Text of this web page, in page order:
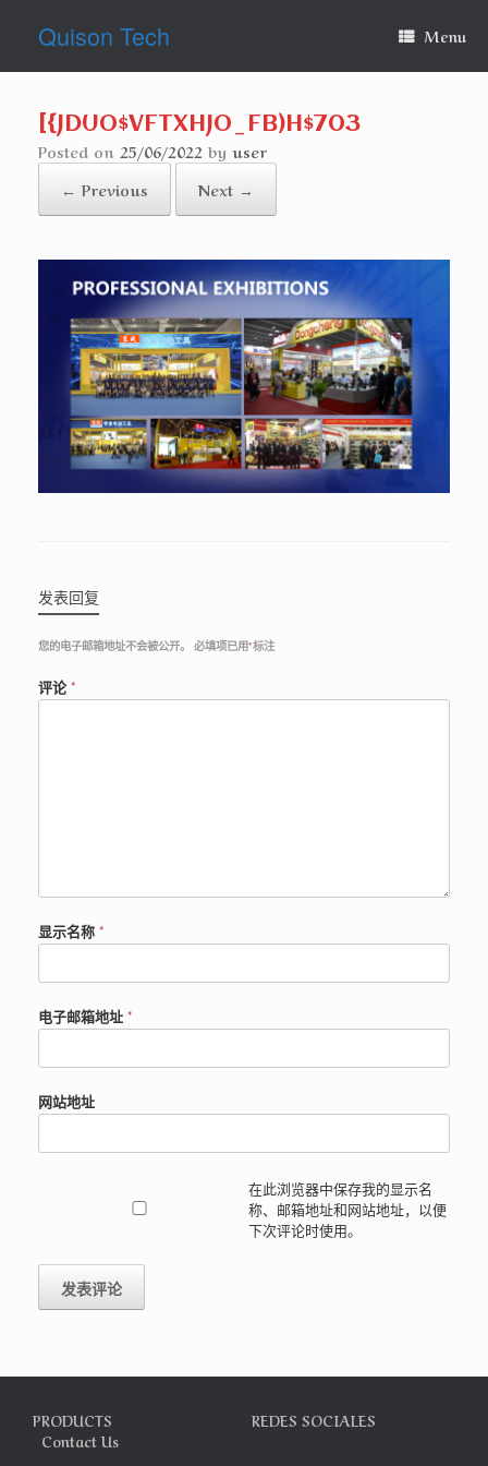
contentQuison Tech Menu
[{JDUO$VFTXHJO_FB)H$703
Posted on 25/06/2022 by user
← Previous
Next →
发表回复
您的电子邮箱地址不会被公开。 必填项已用*标注
评论*
显示名称 *
电子邮箱地址 *
网站地址
在此浏览器中保存我的显示名
称、邮箱地址和网站地址，以便
下次评论时使用。
PRODUCTS REDES SOCIALES
Contact Us